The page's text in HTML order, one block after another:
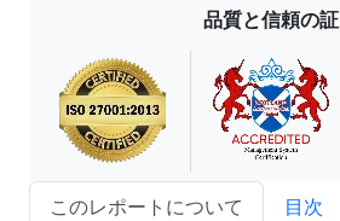
品質と信頼の証
このレポートについて 目次